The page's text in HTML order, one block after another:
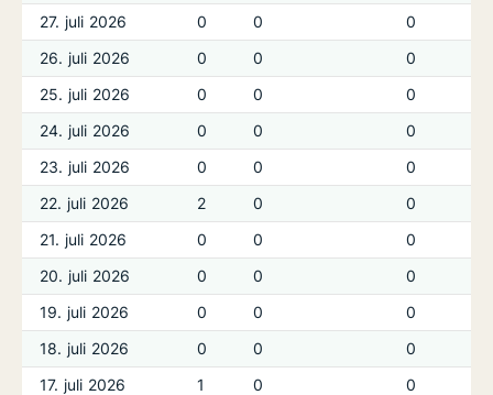
27. juli 2026
0 0
0
26. juli 2026
0 0
0
25. juli 2026
0 0
0
24. juli 2026
0 0
0
23. juli 2026
0 0
0
22. juli 2026
2 0
0
21. juli 2026
0 0
0
20. juli 2026
0 0
0
19. juli 2026
0 0
0
18. juli 2026
0 0
0
17. juli 2026
1 0
0